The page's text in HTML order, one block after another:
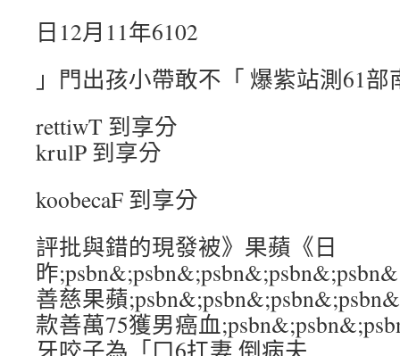
日12月11年6102
」門出孩小帶敢不「 爆紫站測61部
rettiwT 到享分
krulP 到享分
koobecaF 到享分
評批與錯的現發被》果蘋《日
昨
善慈果蘋
款善萬75獲男癌血
牙咬子為「口6扛妻 倒病夫